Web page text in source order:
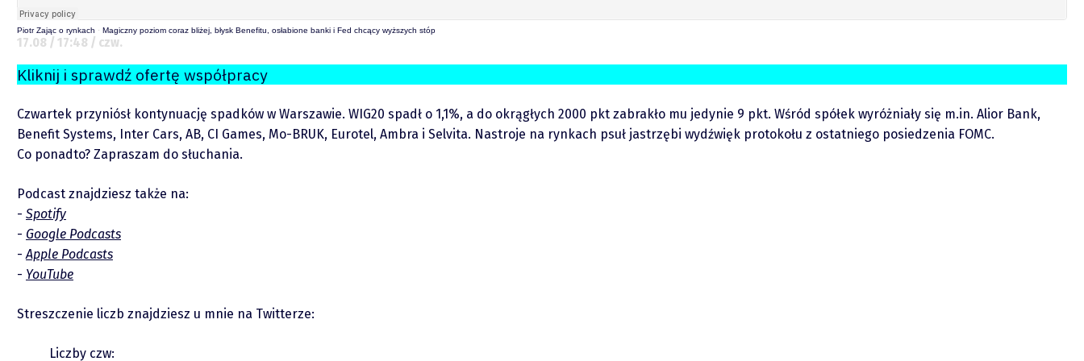
Zastrzeżenie
Współpraca
Wsparcie
Raporty
Podcasty
Piotr Zając o rynkach · Magiczny poziom coraz bliżej, błysk Benefitu, osłabione banki i Fed chcący wyższych stóp
17.08 / 17:48 / czw.
Kliknij i sprawdź ofertę współpracy
Czwartek przyniósł kontynuację spadków w Warszawie. WIG20 spadł o 1,1%, a do okrągłych 2000 pkt zabrakło mu jedynie 9 pkt. Wśród spółek wyróżniały się m.in. Alior Bank,
Benefit Systems, Inter Cars, AB, CI Games, Mo-BRUK, Eurotel, Ambra i Selvita. Nastroje na rynkach psuł jastrzębi wydźwięk protokołu z ostatniego posiedzenia FOMC.
Co ponadto? Zapraszam do słuchania.
Podcast znajdziesz także na:
Spotify
Google Podcasts
Apple Podcasts
YouTube
Streszczenie liczb znajdziesz u mnie na Twitterze:
Liczby czw: